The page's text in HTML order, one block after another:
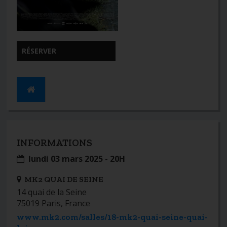
RÉSERVER
INFORMATIONS
lundi 03 mars 2025 - 20H
MK2 QUAI DE SEINE
14 quai de la Seine
75019 Paris, France
www.mk2.com/salles/18-mk2-quai-seine-quai-